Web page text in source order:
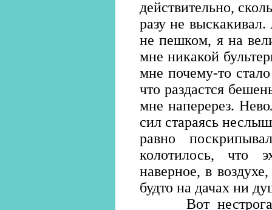
действительно,
разу не
не пешком, я на
мне никакой
мне почему-то
что раздастся
мне наперерез.
сил стараясь
равно
колотилось, что
наверное, в
будто на дачах ни
Вот